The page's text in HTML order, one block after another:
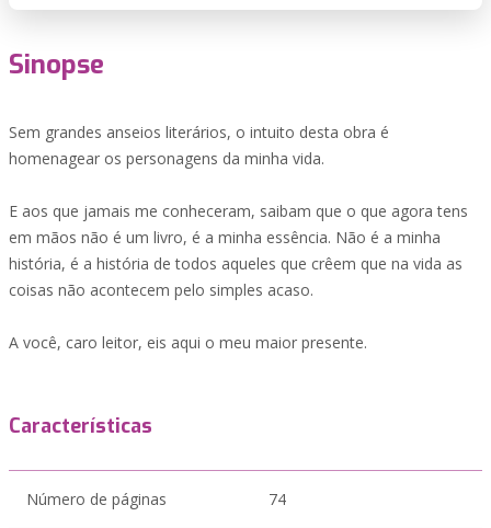
Sinopse
Sem grandes anseios literários, o intuito desta obra é
homenagear os personagens da minha vida.
E aos que jamais me conheceram, saibam que o que agora tens
em mãos não é um livro, é a minha essência. Não é a minha
história, é a história de todos aqueles que crêem que na vida as
coisas não acontecem pelo simples acaso.
A você, caro leitor, eis aqui o meu maior presente.
Características
Número de páginas 74